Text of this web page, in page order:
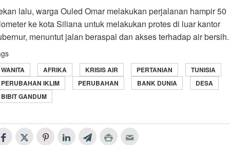
lalu, warga Ouled Omar melakukan perjalanan hampir 50
ke kota Siliana untuk melakukan protes di luar kantor
menuntut jalan beraspal dan akses terhadap air bersih.
WANITA AFRIKA KRISIS AIR PERTANIAN
TUNISIA
PERUBAHAN IKLIM
PERUBAHAN BANK DUNIA
DESA
BIBIT GANDUM